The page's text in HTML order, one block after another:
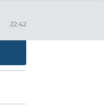
22:42